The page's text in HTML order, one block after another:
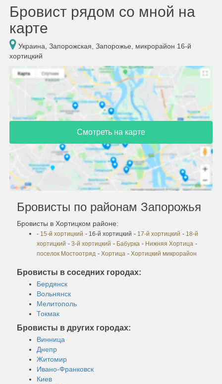
Бровист рядом со мной на
карте
Украина, Запорожская, Запорожье, микрорайон 16-й
хортицкий
Смотреть на карте
Бровисты по районам Запорожья
Бровисты в Хортицком районе:
- 15-й хортицкий - 16-й хортицкий - 17-й хортицкий - 18-й
хортицкий - 3-й хортицкий - Бабурка - Нижняя Хортица -
поселок Мостоотряд - Хортица - Хортицкий микрорайон
Бровисты в соседних городах:
Бердянск
Вольнянск
Мелитополь
Токмак
Бровисты в других городах:
Винница
Днепр
Житомир
Ивано-Франковск
Киев